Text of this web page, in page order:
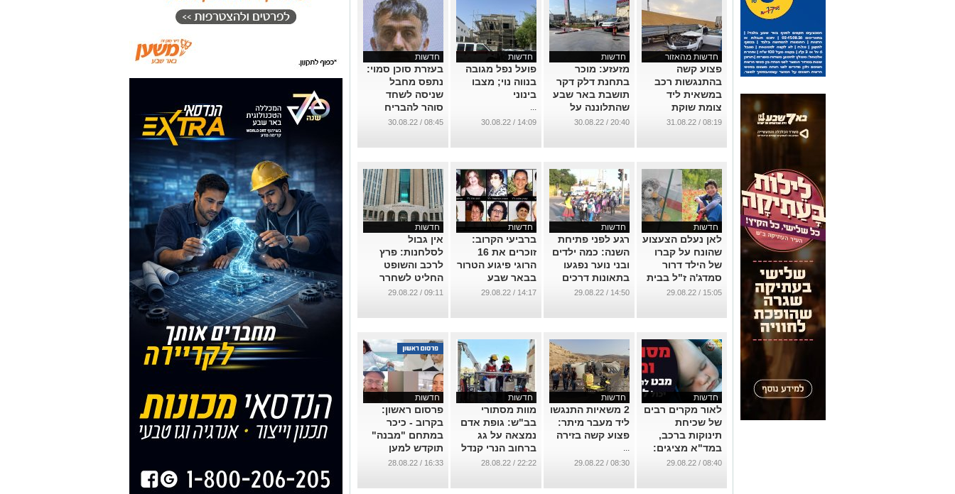
חדשות מהאזור
פצוע קשה
בהתנגשות רכב
במשאית ליד
צומת שוקת
...
08:19 / 31.08.22
חדשות
מזעזע: מוכר
בתחנת דלק דקר
תושבת באר שבע
שהתלוננה על
שירות
20:40 / 30.08.22
חדשות
פועל נפל מגובה
בנווה נוי; מצבו
בינוני
...
14:09 / 30.08.22
חדשות
בעזרת סוכן סמוי:
נתפס מחבל
שניסה לשחד
סוהר להבריח
פלאפון וכסף
בבאר שבע
08:45 / 30.08.22
חדשות
לאן נעלם הצעצוע
שהונח על קברו
של הילד דרור
סמדג'ה ז"ל בבית
העלמין בבאר
...
15:05 / 29.08.22
חדשות
רגע לפני פתיחת
השנה: כמה ילדים
ובני נוער נפגעו
בתאונות דרכים
בבאר שבע בשנת
הקודמת?
14:50 / 29.08.22
חדשות
ברביעי הקרוב:
זוכרים את 16
הרוגי פיגוע הטרור
בבאר שבע
ב-2004, זהו
...
14:17 / 29.08.22
חדשות
אין גבול
לסלחנות: פרץ
לרכב והשופט
החליט לשחרר
אותו למעצר בית -
מסוכנות''
09:11 / 29.08.22
חדשות
לאור מקרים רבים
של שכיחת
תינוקות ברכב,
במד"א מציגים:
"מסתכלים
...
08:40 / 29.08.22
חדשות
2 משאיות התנגשו
ליד מעבר מיתר:
פצוע קשה בזירה
...
08:30 / 29.08.22
חדשות
מוות מסתורי
בב"ש: גופת אדם
נמצאה על גג
ברחוב הנרי קנדל
...
22:22 / 28.08.22
חדשות
פרסום ראשון:
בקרוב - כיכר
במתחם "מבנה"
תוקדש למען
ארבעת הנרצחים
שבע
16:33 / 28.08.22